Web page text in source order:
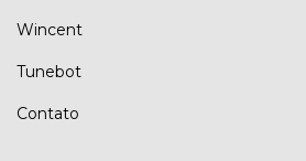
Wincent
Tunebot
Contato